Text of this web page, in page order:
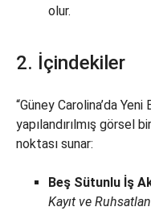
olur.
2. İçindekiler
“Güney Carolina’da
yapılandırılmış görsel
noktası sunar:
Beş Sütunlu İş
Kayıt ve